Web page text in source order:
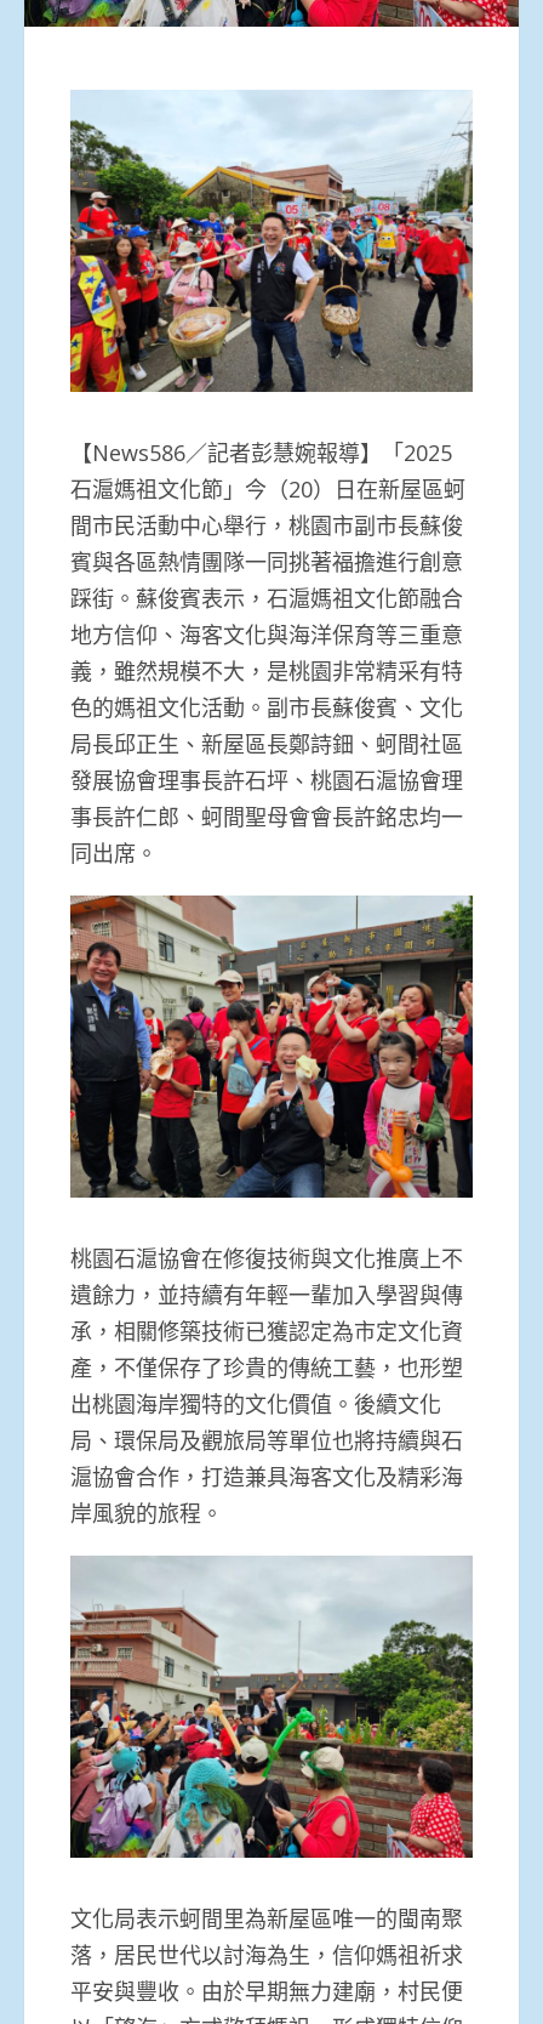
【News586／記者彭慧婉報導】「2025
石滬媽祖文化節」今（20）日在新屋區蚵
間市民活動中心舉行，桃園市副市長蘇俊
賓與各區熱情團隊一同挑著福擔進行創意
踩街。蘇俊賓表示，石滬媽祖文化節融合
地方信仰、海客文化與海洋保育等三重意
義，雖然規模不大，是桃園非常精采有特
色的媽祖文化活動。副市長蘇俊賓、文化
局長邱正生、新屋區長鄭詩鈿、蚵間社區
發展協會理事長許石坪、桃園石滬協會理
事長許仁郎、蚵間聖母會會長許銘忠均一
同出席。
桃園石滬協會在修復技術與文化推廣上不
遺餘力，並持續有年輕一輩加入學習與傳
承，相關修築技術已獲認定為市定文化資
產，不僅保存了珍貴的傳統工藝，也形塑
出桃園海岸獨特的文化價值。後續文化
局、環保局及觀旅局等單位也將持續與石
滬協會合作，打造兼具海客文化及精彩海
岸風貌的旅程。
文化局表示蚵間里為新屋區唯一的閩南聚
落，居民世代以討海為生，信仰媽祖祈求
平安與豐收。由於早期無力建廟，村民便